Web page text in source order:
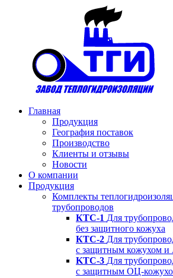
Главная
Продукция
География поставок
Производство
Клиенты и отзывы
Новости
О компании
Продукция
Комплекты
трубопроводов
КТС-1 Для
без защитного кожуха
КТС-2 Для
с защитным кожухом
KTC-3 Для
с защитным ОЦ-